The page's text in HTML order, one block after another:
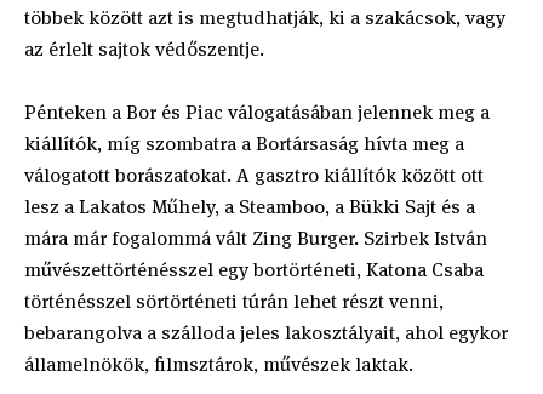
többek között azt is megtudhatják, ki a szakácsok, vagy
az érlelt sajtok védőszentje.
Pénteken a Bor és Piac válogatásában jelennek meg a
kiállítók, míg szombatra a Bortársaság hívta meg a
válogatott borászatokat. A gasztro kiállítók között ott
lesz a Lakatos Műhely, a Steamboo, a Bükki Sajt és a
mára már fogalommá vált Zing Burger. Szirbek István
művészettörténésszel egy bortörténeti, Katona Csaba
történésszel sörtörténeti túrán lehet részt venni,
bebarangolva a szálloda jeles lakosztályait, ahol egykor
államelnökök, filmsztárok, művészek laktak.